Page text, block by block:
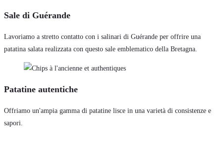
Sale di Guérande
Lavoriamo a stretto contatto con i salinari di Guérande per offrire una
patatina salata realizzata con questo sale emblematico della Bretagna.
Patatine autentiche
Offriamo un'ampia gamma di patatine lisce in una varietà di consistenze e
sapori.